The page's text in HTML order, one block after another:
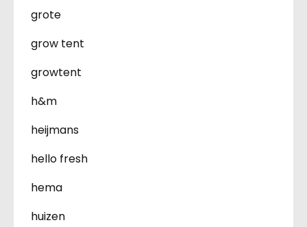
grote
grow tent
growtent
h&m
heijmans
hello fresh
hema
huizen